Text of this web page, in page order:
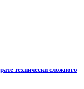
технически сложного